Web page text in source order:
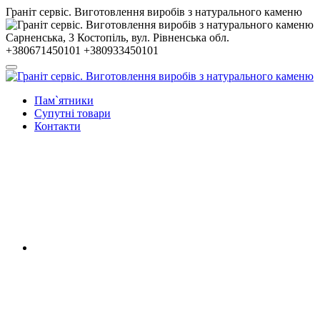
Гранiт сервiс. Виготовлення виробів з натурального каменю
Сарненська, 3 Костопiль, вул. Рiвненська обл.
+380671450101 +380933450101
Пам`ятники
Супутні товари
Контакти